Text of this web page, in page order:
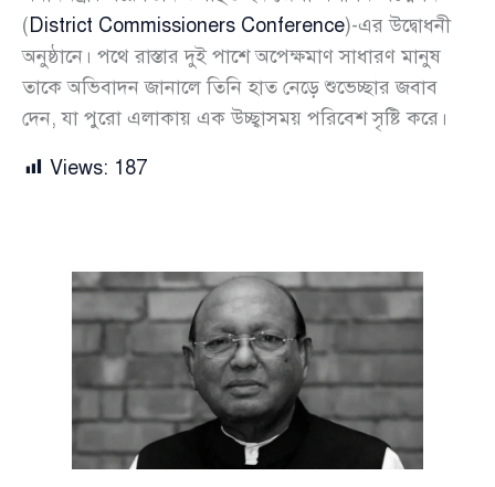
(District Commissioners Conference)-এর উদ্বোধনী
অনুষ্ঠানে। পথে রাস্তার দুই পাশে অপেক্ষমাণ সাধারণ মানুষ
তাকে অভিবাদন জানালে তিনি হাত নেড়ে শুভেচ্ছার জবাব
দেন, যা পুরো এলাকায় এক উচ্ছ্বাসময় পরিবেশ সৃষ্টি করে।
Views: 187